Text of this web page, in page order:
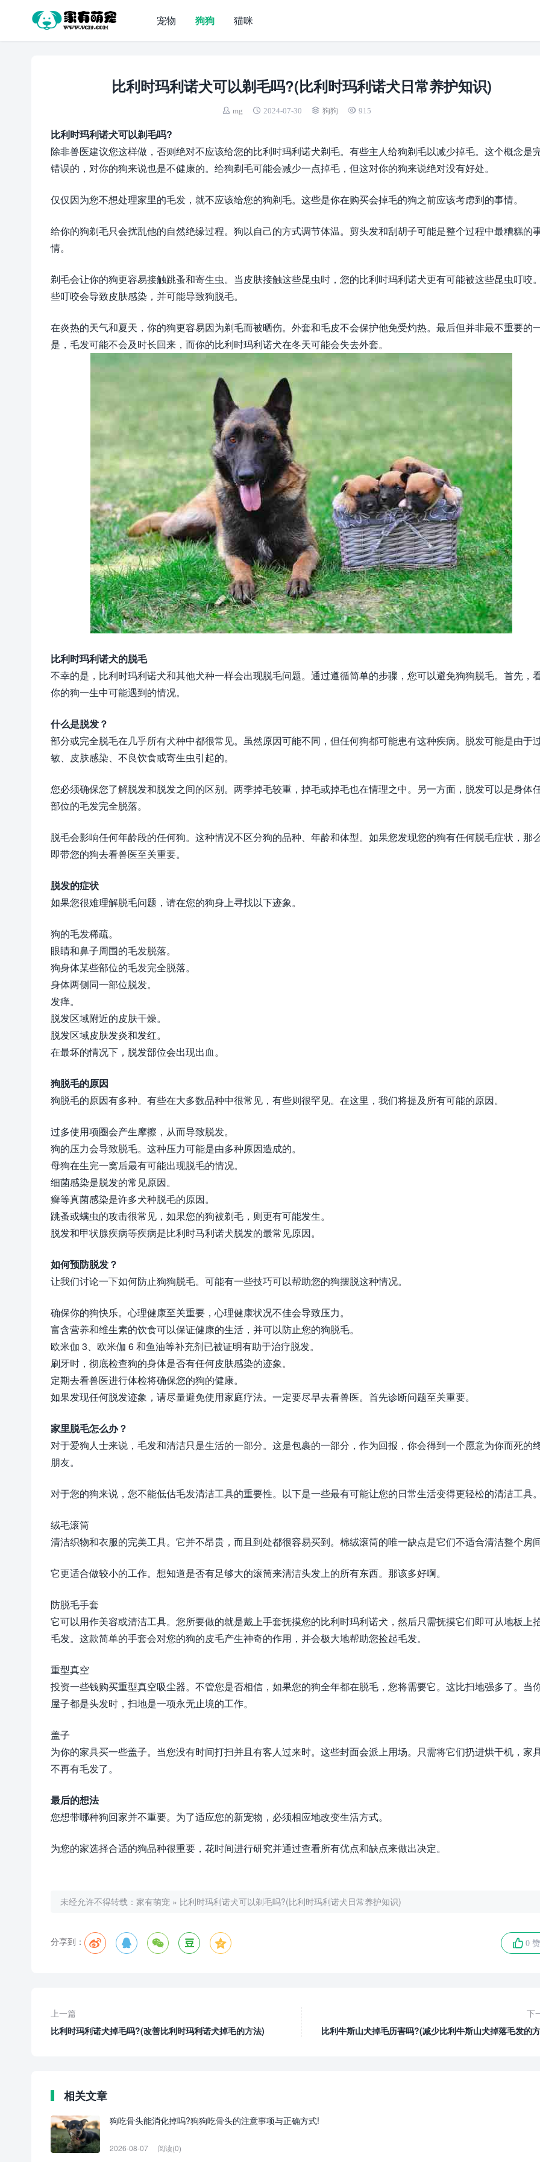
宠物 狗狗 猫咪
比利时玛利诺犬可以剃毛吗?(比利时玛利诺犬日常养护知识)
mg 2024-07-30 狗狗 915
比利时玛利诺犬可以剃毛吗?
除非兽医建议您这样做，否则绝对不应该给您的比利时玛利诺犬剃毛。有些主人给狗剃毛以减少掉毛。这个概念是
错误的，对你的狗来说也是不健康的。给狗剃毛可能会减少一点掉毛，但这对你的狗来说绝对没有好处。
仅仅因为您不想处理家里的毛发，就不应该给您的狗剃毛。这些是你在购买会掉毛的狗之前应该考虑到的事情。
给你的狗剃毛只会扰乱他的自然绝缘过程。狗以自己的方式调节体温。剪头发和刮胡子可能是整个过程中最糟糕的
情。
剃毛会让你的狗更容易接触跳蚤和寄生虫。当皮肤接触这些昆虫时，您的比利时玛利诺犬更有可能被这些昆虫叮咬
些叮咬会导致皮肤感染，并可能导致狗脱毛。
在炎热的天气和夏天，你的狗更容易因为剃毛而被晒伤。外套和毛皮不会保护他免受灼热。最后但并非最不重要的
是，毛发可能不会及时长回来，而你的比利时玛利诺犬在冬天可能会失去外套。
比利时玛利诺犬的脱毛
不幸的是，比利时玛利诺犬和其他犬种一样会出现脱毛问题。通过遵循简单的步骤，您可以避免狗狗脱毛。首先，
你的狗一生中可能遇到的情况。
什么是脱发？
部分或完全脱毛在几乎所有犬种中都很常见。虽然原因可能不同，但任何狗都可能患有这种疾病。脱发可能是由于
敏、皮肤感染、不良饮食或寄生虫引起的。
您必须确保您了解脱发和脱发之间的区别。两季掉毛较重，掉毛或掉毛也在情理之中。另一方面，脱发可以是身体
部位的毛发完全脱落。
脱毛会影响任何年龄段的任何狗。这种情况不区分狗的品种、年龄和体型。如果您发现您的狗有任何脱毛症状，那
即带您的狗去看兽医至关重要。
脱发的症状
如果您很难理解脱毛问题，请在您的狗身上寻找以下迹象。
狗的毛发稀疏。
眼睛和鼻子周围的毛发脱落。
狗身体某些部位的毛发完全脱落。
身体两侧同一部位脱发。
发痒。
脱发区域附近的皮肤干燥。
脱发区域皮肤发炎和发红。
在最坏的情况下，脱发部位会出现出血。
狗脱毛的原因
狗脱毛的原因有多种。有些在大多数品种中很常见，有些则很罕见。在这里，我们将提及所有可能的原因。
过多使用项圈会产生摩擦，从而导致脱发。
狗的压力会导致脱毛。这种压力可能是由多种原因造成的。
母狗在生完一窝后最有可能出现脱毛的情况。
细菌感染是脱发的常见原因。
癣等真菌感染是许多犬种脱毛的原因。
跳蚤或螨虫的攻击很常见，如果您的狗被剃毛，则更有可能发生。
脱发和甲状腺疾病等疾病是比利时马利诺犬脱发的最常见原因。
如何预防脱发？
让我们讨论一下如何防止狗狗脱毛。可能有一些技巧可以帮助您的狗摆脱这种情况。
确保你的狗快乐。心理健康至关重要，心理健康状况不佳会导致压力。
富含营养和维生素的饮食可以保证健康的生活，并可以防止您的狗脱毛。
欧米伽 3、欧米伽 6 和鱼油等补充剂已被证明有助于治疗脱发。
刷牙时，彻底检查狗的身体是否有任何皮肤感染的迹象。
定期去看兽医进行体检将确保您的狗的健康。
如果发现任何脱发迹象，请尽量避免使用家庭疗法。一定要尽早去看兽医。首先诊断问题至关重要。
家里脱毛怎么办？
对于爱狗人士来说，毛发和清洁只是生活的一部分。这是包裹的一部分，作为回报，你会得到一个愿意为你而死的
朋友。
对于您的狗来说，您不能低估毛发清洁工具的重要性。以下是一些最有可能让您的日常生活变得更轻松的清洁工具
绒毛滚筒
清洁织物和衣服的完美工具。它并不昂贵，而且到处都很容易买到。棉绒滚筒的唯一缺点是它们不适合清洁整个房
它更适合做较小的工作。想知道是否有足够大的滚筒来清洁头发上的所有东西。那该多好啊。
防脱毛手套
它可以用作美容或清洁工具。您所要做的就是戴上手套抚摸您的比利时玛利诺犬，然后只需抚摸它们即可从地板上
毛发。这款简单的手套会对您的狗的皮毛产生神奇的作用，并会极大地帮助您捡起毛发。
重型真空
投资一些钱购买重型真空吸尘器。不管您是否相信，如果您的狗全年都在脱毛，您将需要它。这比扫地强多了。当
屋子都是头发时，扫地是一项永无止境的工作。
盖子
为你的家具买一些盖子。当您没有时间打扫并且有客人过来时。这些封面会派上用场。只需将它们扔进烘干机，家
不再有毛发了。
最后的想法
您想带哪种狗回家并不重要。为了适应您的新宠物，必须相应地改变生活方式。
为您的家选择合适的狗品种很重要，花时间进行研究并通过查看所有优点和缺点来做出决定。
未经允许不得转载： 家有萌宠 » 比利时玛利诺犬可以剃毛吗?(比利时玛利诺犬日常养护知识)
分享到： 0 赞
上一篇
比利时玛利诺犬掉毛吗?(改善比利时玛利诺犬掉毛的方法)
下
比利牛斯山犬掉毛历害吗?(减少比利牛斯山犬掉落毛发的
相关文章
狗吃骨头能消化掉吗?狗狗吃骨头的注意事项与正确方式!
2026-08-07 阅读(0)